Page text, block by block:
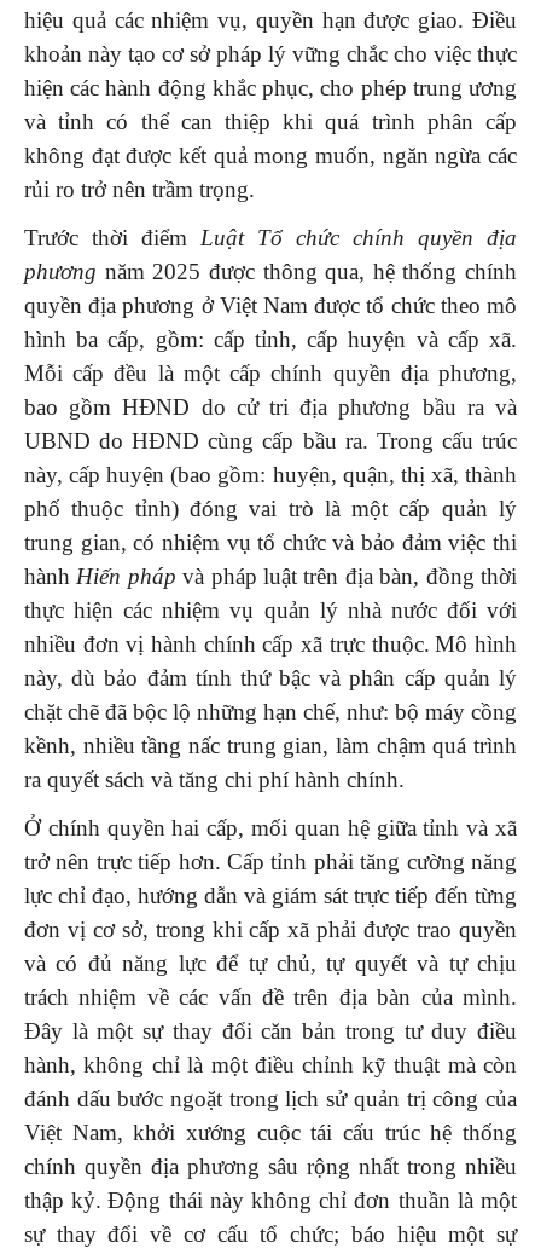
hiệu quả các nhiệm vụ, quyền hạn được giao. Điều
khoản này tạo cơ sở pháp lý vững chắc cho việc thực
hiện các hành động khắc phục, cho phép trung ương
và tỉnh có thể can thiệp khi quá trình phân cấp
không đạt được kết quả mong muốn, ngăn ngừa các
rủi ro trở nên trầm trọng.
Trước thời điểm Luật Tổ chức chính quyền địa
phương năm 2025 được thông qua, hệ thống chính
quyền địa phương ở Việt Nam được tổ chức theo mô
hình ba cấp, gồm: cấp tỉnh, cấp huyện và cấp xã.
Mỗi cấp đều là một cấp chính quyền địa phương,
bao gồm HĐND do cử tri địa phương bầu ra và
UBND do HĐND cùng cấp bầu ra. Trong cấu trúc
này, cấp huyện (bao gồm: huyện, quận, thị xã, thành
phố thuộc tỉnh) đóng vai trò là một cấp quản lý
trung gian, có nhiệm vụ tổ chức và bảo đảm việc thi
hành Hiến pháp và pháp luật trên địa bàn, đồng thời
thực hiện các nhiệm vụ quản lý nhà nước đối với
nhiều đơn vị hành chính cấp xã trực thuộc. Mô hình
này, dù bảo đảm tính thứ bậc và phân cấp quản lý
chặt chẽ đã bộc lộ những hạn chế, như: bộ máy cồng
kềnh, nhiều tầng nấc trung gian, làm chậm quá trình
ra quyết sách và tăng chi phí hành chính.
Ở chính quyền hai cấp, mối quan hệ giữa tỉnh và xã
trở nên trực tiếp hơn. Cấp tỉnh phải tăng cường năng
lực chỉ đạo, hướng dẫn và giám sát trực tiếp đến từng
đơn vị cơ sở, trong khi cấp xã phải được trao quyền
và có đủ năng lực để tự chủ, tự quyết và tự chịu
trách nhiệm về các vấn đề trên địa bàn của mình.
Đây là một sự thay đổi căn bản trong tư duy điều
hành, không chỉ là một điều chỉnh kỹ thuật mà còn
đánh dấu bước ngoặt trong lịch sử quản trị công của
Việt Nam, khởi xướng cuộc tái cấu trúc hệ thống
chính quyền địa phương sâu rộng nhất trong nhiều
thập kỷ. Động thái này không chỉ đơn thuần là một
sự thay đổi về cơ cấu tổ chức; báo hiệu một sự